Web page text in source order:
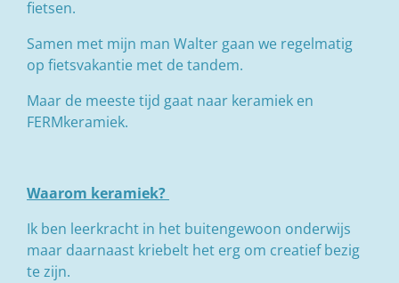
fietsen.
Samen met mijn man Walter gaan we regelmatig
op fietsvakantie met de tandem.
Maar de meeste tijd gaat naar keramiek en
FERMkeramiek.
Waarom keramiek?
Ik ben leerkracht in het buitengewoon onderwijs
maar daarnaast kriebelt het erg om creatief bezig
te zijn.